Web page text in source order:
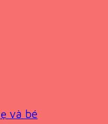
và bé